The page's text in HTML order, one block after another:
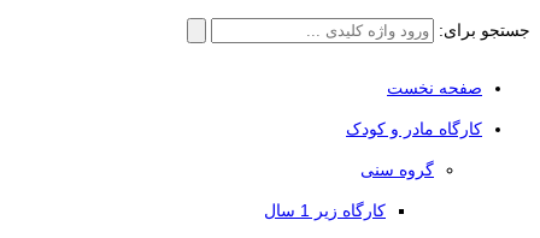
جستجو برای:
صفحه نخست
کارگاه مادر و کودک
گروه سنی
کارگاه زیر 1 سال